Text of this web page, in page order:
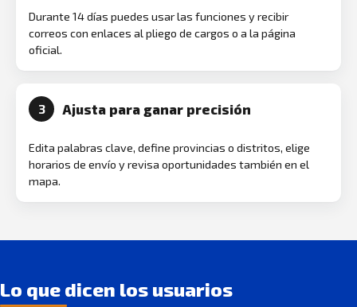
Durante 14 días puedes usar las funciones y recibir
correos con enlaces al pliego de cargos o a la página
oficial.
3 Ajusta para ganar precisión
Edita palabras clave, define provincias o distritos, elige
horarios de envío y revisa oportunidades también en el
mapa.
Lo que dicen los usuarios